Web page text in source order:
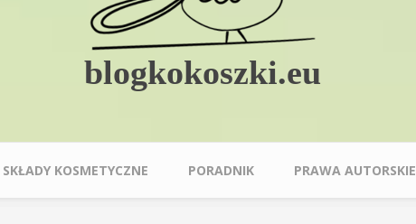
blogkokoszki.eu
SKŁADY KOSMETYCZNE PORADNIK PRAWA AUTORSKIE